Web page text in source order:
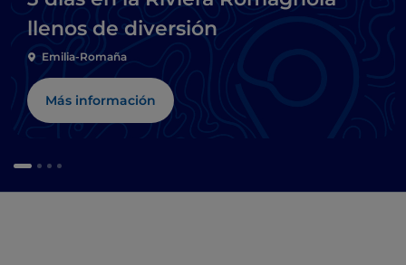
llenos de diversión
Emilia-Romaña
Más información